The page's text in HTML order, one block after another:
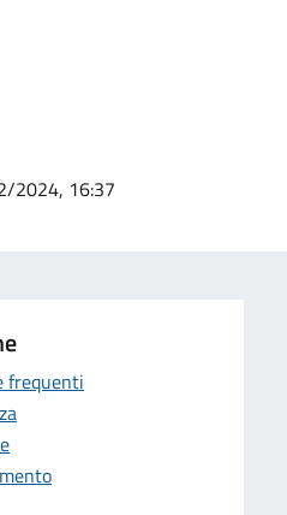
2024, 16:37
frequenti